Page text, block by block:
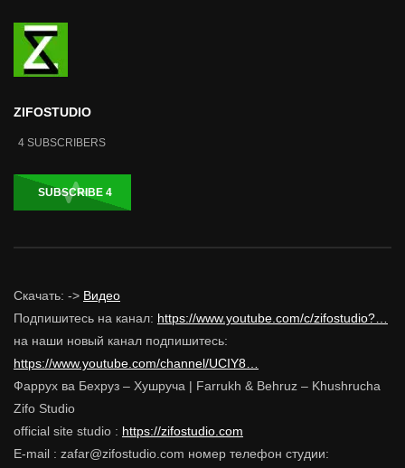
ZIFOSTUDIO
4 SUBSCRIBERS
SUBSCRIBE 4
Скачать: -> Видео
Подпишитесь на канал: https://www.youtube.com/c/zifostudio?…
на наши новый канал подпишитесь:
https://www.youtube.com/channel/UCIY8…
Фаррух ва Бехруз – Хушруча | Farrukh & Behruz – Khushrucha
Zifo Studio
official site studio : https://zifostudio.com
E-mail : zafar@zifostudio.com номер телефон студии: